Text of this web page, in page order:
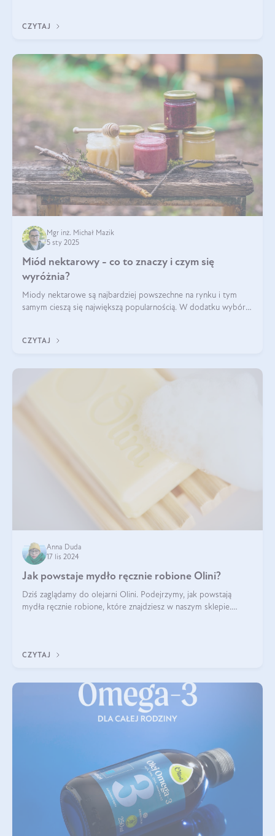
CZYTAJ
Mgr inż. Michał Mazik
5 sty 2025
Miód nektarowy - co to znaczy i czym się
wyróżnia?
Miody nektarowe są najbardziej powszechne na rynku i tym
samym cieszą się największą popularnością. W dodatku wybór
CZYTAJ
Anna Duda
17 lis 2024
Jak powstaje mydło ręcznie robione Olini?
Dziś zaglądamy do olejarni Olini. Podejrzymy, jak powstają
mydła ręcznie robione, które znajdziesz w naszym sklepie.
CZYTAJ